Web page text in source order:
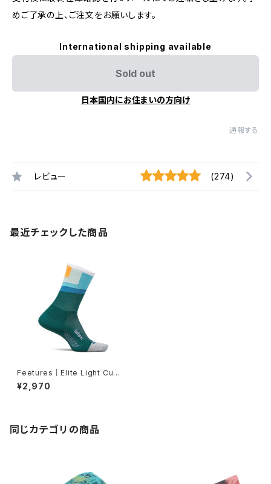
めご了承の上、ご注文をお願いします。
International shipping available
Sold out
日本国内にお住まいの方向け
通報する
レビュー (274)
最近チェックした商品
Feetures｜Elite Light Cush
ion Mini Crew -Breezy Cou
rt
¥2,970
同じカテゴリの商品